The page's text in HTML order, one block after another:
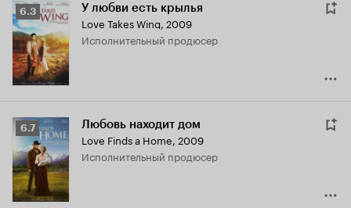
Рейтинг
Кинопоиска
6.3
6.3 У любви есть крылья
Love Takes Wing, 2009
исполнительный продюсер
Рейтинг
Кинопоиска
6.7
6.7 Любовь находит дом
Love Finds a Home, 2009
исполнительный продюсер